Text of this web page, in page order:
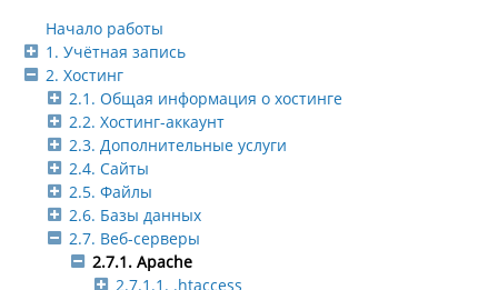
Начало работы
1. Учётная запись
2. Хостинг
2.1. Общая информация о хостинге
2.2. Хостинг-аккаунт
2.3. Дополнительные услуги
2.4. Сайты
2.5. Файлы
2.6. Базы данных
2.7. Веб-серверы
2.7.1. Apache
2.7.1.1. .htaccess